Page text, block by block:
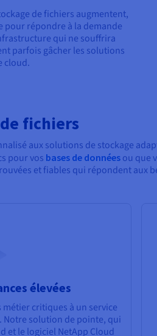
de fichiers augmentent,
répondre à la demande
qui ne souffrira
parfois gâcher les solutions
cloud.
fichiers
aux solutions de stockage
pour vos bases de données ou que
et fiables qui répondent aux
élevées
métier critiques à un service
Notre solution de pointe, qui
et le logiciel NetApp Cloud